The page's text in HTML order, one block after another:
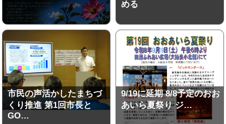
める
市民の声活かしたまちづ
くり推進 第1回市長と
GO…
9/19に延期 8/8予定のおお
あいら夏祭り ジ…